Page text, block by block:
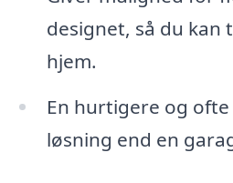
designet, så du kan
hjem.
En hurtigere og
løsning end en